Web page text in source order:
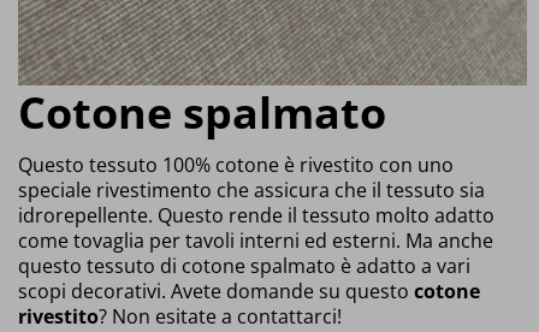
Cotone spalmato
Questo tessuto 100% cotone è rivestito con uno
speciale rivestimento che assicura che il tessuto sia
idrorepellente. Questo rende il tessuto molto adatto
come tovaglia per tavoli interni ed esterni. Ma anche
questo tessuto di cotone spalmato è adatto a vari
scopi decorativi. Avete domande su questo cotone
rivestito? Non esitate a contattarci!